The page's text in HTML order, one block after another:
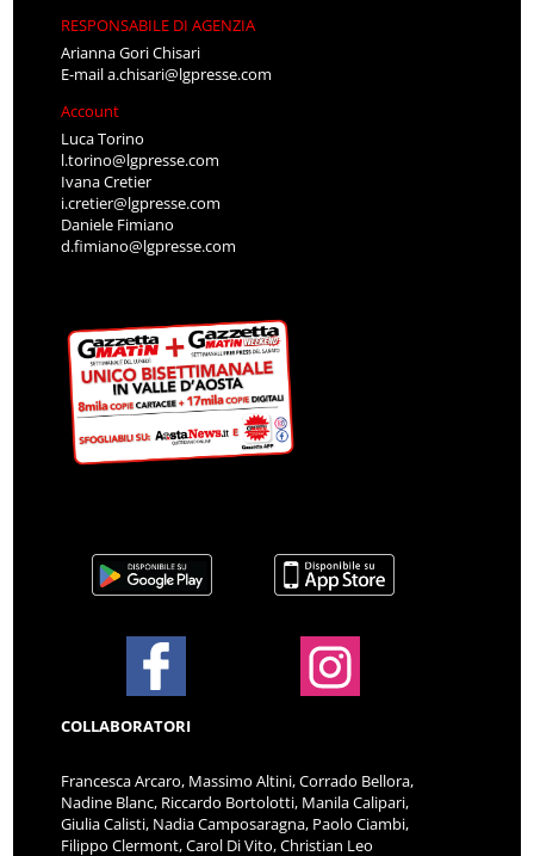
RESPONSABILE DI AGENZIA
Arianna Gori Chisari
E-maila.chisari@lgpresse.com
Account
Luca Torino
l.torino@lgpresse.com
Ivana Cretier
i.cretier@lgpresse.com
Daniele Fimiano
d.fimiano@lgpresse.com
COLLABORATORI
Francesca Arcaro, Massimo Altini, Corrado Bellora,
Nadine Blanc, Riccardo Bortolotti, Manila Calipari,
Giulia Calisti, Nadia Camposaragna, Paolo Ciambi,
Filippo Clermont, Carol Di Vito, Christian Leo